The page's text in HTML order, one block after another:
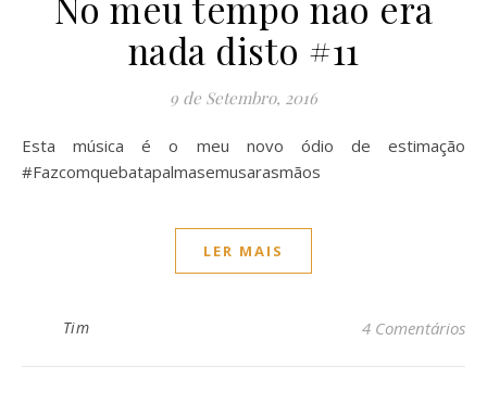
nada disto #11
9 de Setembro, 2016
Esta música é o meu novo ódio de estimação
#Fazcomquebatapalmasemusarasmãos
LER MAIS
Tim 4 Comentários